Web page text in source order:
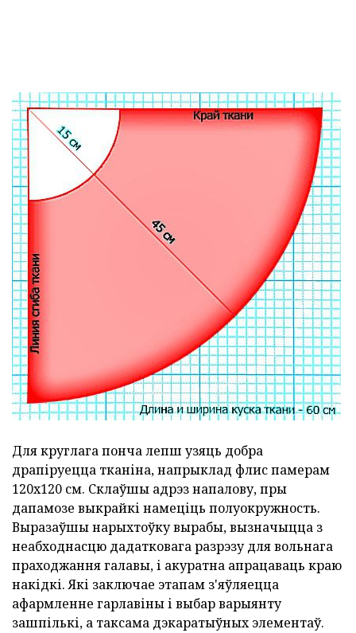
Для круглага понча лепш узяць добра
драпіруецца тканіна, напрыклад флис памерам
120х120 см. Склаўшы адрэз напалову, пры
дапамозе выкрайкі намеціць полуокружность.
Выразаўшы нарыхтоўку вырабы, вызначыцца з
неабходнасцю дадатковага разрэзу для вольнага
праходжання галавы, і акуратна апрацаваць краю
накідкі. Які заключае этапам з'яўляецца
афармленне гарлавіны і выбар варыянту
зашпількі, а таксама дэкаратыўных элементаў.